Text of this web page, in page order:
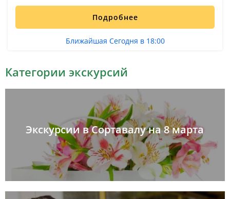
Подробнее
Ближайшая Сегодня в 18:00
Категории экскурсий
Экскурсии в Сортавалу на 8 марта